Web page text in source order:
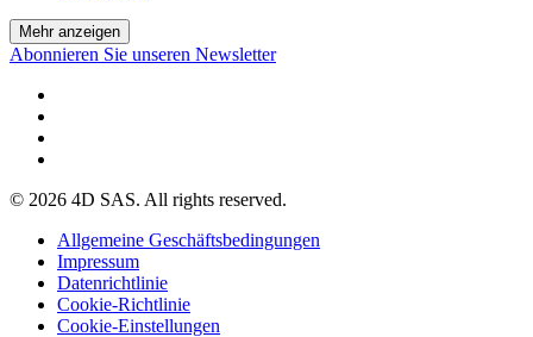
Mehr anzeigen
Abonnieren Sie unseren Newsletter
© 2026 4D SAS. All rights reserved.
Allgemeine Geschäftsbedingungen
Impressum
Datenrichtlinie
Cookie-Richtlinie
Cookie-Einstellungen